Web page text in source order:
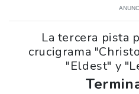
La tercera pista
crucigrama
"Eldest" y